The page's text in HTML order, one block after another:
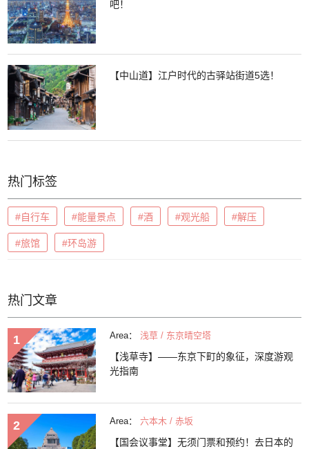
吧！
【中山道】江户时代的古驿站街道5选！
热门标签
#自行车 #能量景点 #酒 #观光船 #解压
#旅馆 #环岛游
热门文章
Area： 浅草 / 东京晴空塔
【浅草寺】——东京下町的象征，深度游观
光指南
Area： 六本木 / 赤坂
【国会议事堂】无须门票和预约！去日本的